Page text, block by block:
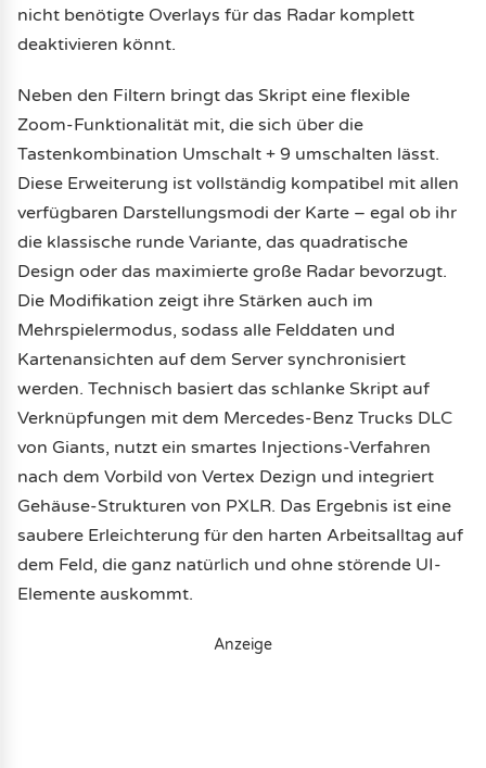
nicht benötigte Overlays für das Radar komplett
deaktivieren könnt.
Neben den Filtern bringt das Skript eine flexible
Zoom-Funktionalität mit, die sich über die
Tastenkombination Umschalt + 9 umschalten lässt.
Diese Erweiterung ist vollständig kompatibel mit allen
verfügbaren Darstellungsmodi der Karte – egal ob ihr
die klassische runde Variante, das quadratische
Design oder das maximierte große Radar bevorzugt.
Die Modifikation zeigt ihre Stärken auch im
Mehrspielermodus, sodass alle Felddaten und
Kartenansichten auf dem Server synchronisiert
werden. Technisch basiert das schlanke Skript auf
Verknüpfungen mit dem Mercedes-Benz Trucks DLC
von Giants, nutzt ein smartes Injections-Verfahren
nach dem Vorbild von Vertex Dezign und integriert
Gehäuse-Strukturen von PXLR. Das Ergebnis ist eine
saubere Erleichterung für den harten Arbeitsalltag auf
dem Feld, die ganz natürlich und ohne störende UI-
Elemente auskommt.
Anzeige